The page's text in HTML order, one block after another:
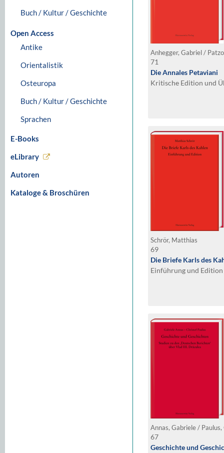
Buch / Kultur / Geschichte
Open Access
Antike
Orientalistik
Osteuropa
Buch / Kultur / Geschichte
Sprachen
E-Books
eLibrary
Autoren
Kataloge & Broschüren
71
Die Annales Petaviani
Kritische Edition und
Schrör, Matthias
69
Die Briefe Karls des
Einführung und Edition
Annas, Gabriele /
67
Geschichte und